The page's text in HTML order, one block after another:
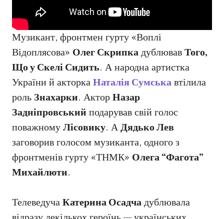
Музикант, фронтмен гурту «Воплі
Відоплясова» Олег СкрипкадублювавТого,
Що у Скелі Сидить. А народна артистка
України й акторкаНаталія Сумськавтілила
роль Знахарки. АкторНазар
Задніпровський подарував свій голос
поважномуЛісовику. АДядько Лев
заговорив голосом музиканта, одного з
фронтменів гурту «ТНМК» Олега “Фагота”
Михайлюти.
ТелеведучаКатерина Осадчадублювала